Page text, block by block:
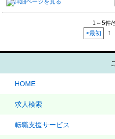
1～5件/
<最初
1
HOME
求人検索
転職支援サービス